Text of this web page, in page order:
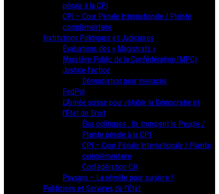
pénale à la CPI
CPI – Cour Pénale Internationale / Plainte
complémentaire
Institutions Politiques et Judiciaires
Évaluations des « Magistrats »
Ministère Public de la Confédération (MPC)
Justice factice
Dénonciation pour menaces
FedPol
L’Armée suisse pour rétablir la Démocratie et
l’État de Droit
Élus politiques : Ils trompent le Peuple /
Plainte pénale à la CPI
CPI – Cour Pénale Internationale / Plainte
complémentaire
Confédération-CH
Paysans – La révolte pour survivre !
Politiciens et Services de l’État